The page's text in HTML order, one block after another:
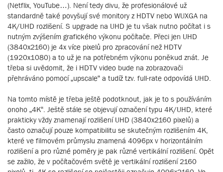
(Netflix, YouTube…). Není tedy divu, že profesionálové už
standardně také povyšují své monitory z HDTV nebo WUXGA na
4K/UHD rozlišení. S upgrade na UHD je tu však nutno počítat i s
nutným zvýšením grafického výkonu počítače. Přeci jen UHD
(3840x2160) je 4x více pixelů pro zpracování než HDTV
(1920x1080) a to už je na potřebném výkonu poněkud znát. Je
třeba si uvědomit, že i HDTV video bude na zobrazovači
přehráváno pomocí „upscale“ a tudíž tzv. full-rate odpovídá UHD.
Na tomto místě je třeba ještě podotknout, jak je to s používáním
onoho „4K“. Ještě stále se objevují označení typu 4K/UHD, které
prakticky vždy znamenají rozlišení UHD (3840x2160 pixelů) a
často označují pouze kompatibilitu se skutečným rozlišením 4K,
které ve filmovém průmyslu znamená 4096px v horizontálním
rozlišení a pro různé poměry je pak různé vertikální rozlišení. Opět
se zažilo, že v počítačovém světě je vertikální rozlišení 2160